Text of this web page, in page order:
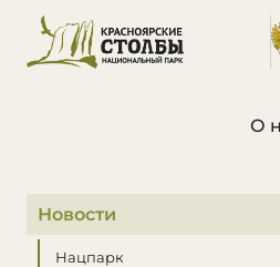
О
В этом разделе
Новости
Нацпарк